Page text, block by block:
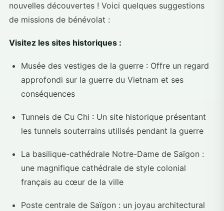
nouvelles découvertes ! Voici quelques suggestions
de missions de bénévolat :
Visitez les sites historiques :
Musée des vestiges de la guerre : Offre un regard
approfondi sur la guerre du Vietnam et ses
conséquences
Tunnels de Cu Chi : Un site historique présentant
les tunnels souterrains utilisés pendant la guerre
La basilique-cathédrale Notre-Dame de Saïgon :
une magnifique cathédrale de style colonial
français au cœur de la ville
Poste centrale de Saïgon : un joyau architectural